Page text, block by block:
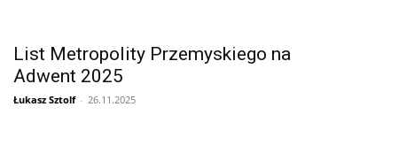
List Metropolity Przemyskiego na
Adwent 2025
Łukasz Sztolf - 26.11.2025